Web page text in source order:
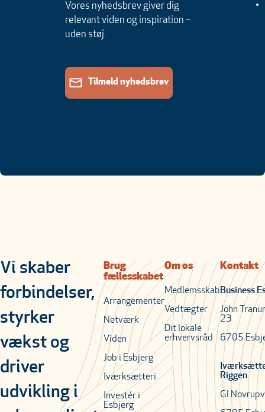
Vores nyhedsbrev giver dig
relevant viden og inspiration –
uden støj.
Tilmeld nyhedsbrev
Vi skaber
forbindelser,
styrker
vækst og
driver
udvikling i
Brug
fællesskabet
Arrangementer
Netværk
Viden
Job i Esbjerg
Iværksætteri
Investér i
Esbjerg
Om os
Medlemsskab
Vedtægter
Dit lokale
erhvervsråd
Kontakt
Business
John
23
6705
Riggen
Gl